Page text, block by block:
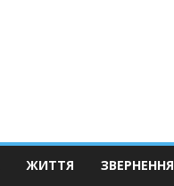
ЖИТТЯ ЗВЕРНЕННЯ